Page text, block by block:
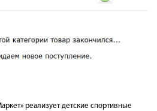
реализует детские спортивные